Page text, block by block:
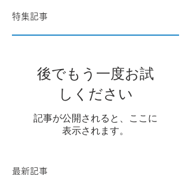
特集記事
後でもう一度お試
しください
記事が公開されると、ここに
表示されます。
最新記事